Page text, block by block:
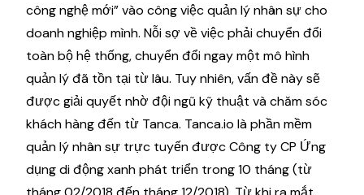
công nghệ mới” vào công việc quản lý nhân sự cho
doanh nghiệp mình. Nỗi sợ về việc phải chuyển đổi
toàn bộ hệ thống, chuyển đổi ngay một mô hình
quản lý đã tồn tại từ lâu. Tuy nhiên, vấn đề này sẽ
được giải quyết nhờ đội ngũ kỹ thuật và chăm sóc
khách hàng đến từ Tanca. Tanca.io là phần mềm
quản lý nhân sự trực tuyến được Công ty CP Ứng
dụng di động xanh phát triển trong 10 tháng (từ